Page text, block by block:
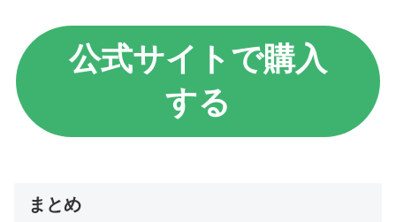
公式サイトで購入
する
まとめ